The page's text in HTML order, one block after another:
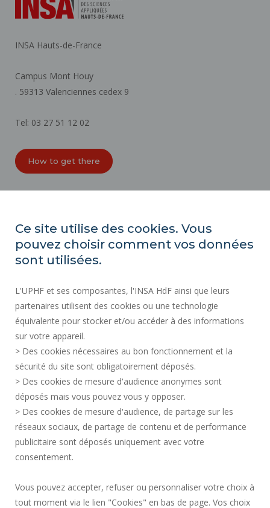
INSA Hauts-de-France
Campus Mont Houy
. 59313 Valenciennes cedex 9
Tel: 03 27 51 12 02
How to get there
PROFESSIONAL EQUALITY INDEX
SITE MAP
PERSONAL DATA
PUBLIC PROCUREMENT
LEGAL INFORMATION
RECRUITMENTS
CREDITS
PRESS AREA
SOCIAL MAP
CONTACT
COOKIE MANAGEMENT
Ce site utilise des cookies. Vous
pouvez choisir comment vos données
sont utilisées.
L'UPHF et ses composantes, l'INSA HdF ainsi que leurs
partenaires utilisent des cookies ou une technologie
équivalente pour stocker et/ou accéder à des informations
sur votre appareil.
> Des cookies nécessaires au bon fonctionnement et la
sécurité du site sont obligatoirement déposés.
> Des cookies de mesure d'audience anonymes sont
déposés mais vous pouvez vous y opposer.
> Des cookies de mesure d'audience, de partage sur les
réseaux sociaux, de partage de contenu et de performance
publicitaire sont déposés uniquement avec votre
consentement.
Vous pouvez accepter, refuser ou personnaliser votre choix à
tout moment via le lien "Cookies" en bas de page. Vos choix